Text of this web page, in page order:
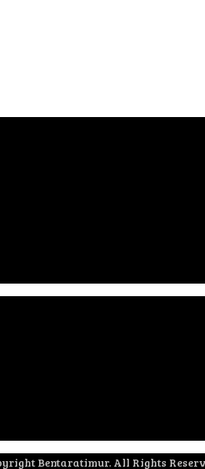
Bentaratimur. All Rights